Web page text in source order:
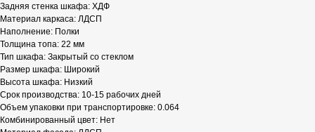
Задняя стенка шкафа: ХДФ
Материал каркаса: ЛДСП
Наполнение: Полки
Толщина топа: 22 мм
Тип шкафа: Закрытый со стеклом
Размер шкафа: Широкий
Высота шкафа: Низкий
Срок производства: 10-15 рабочих дней
Объем упаковки при транспортировке: 0.064
Комбинированный цвет: Нет